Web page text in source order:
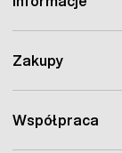
Zakupy
Współpraca